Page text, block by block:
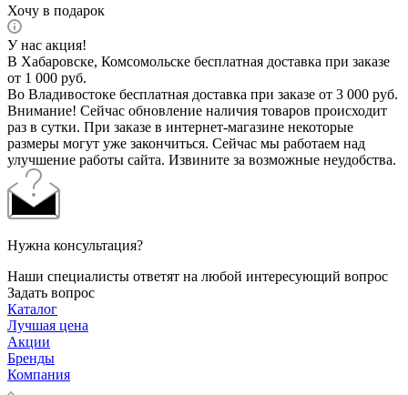
Хочу в подарок
У нас акция!
В Хабаровске, Комсомольске бесплатная доставка при заказе
от 1 000 руб.
Во Владивостоке бесплатная доставка при заказе от 3 000 руб.
Внимание! Сейчас обновление наличия товаров происходит
раз в сутки. При заказе в интернет-магазине некоторые
размеры могут уже закончиться. Сейчас мы работаем над
улучшение работы сайта. Извините за возможные неудобства.
Нужна консультация?
Наши специалисты ответят на любой интересующий вопрос
Задать вопрос
Каталог
Лучшая цена
Акции
Бренды
Компания